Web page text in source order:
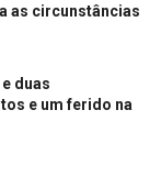
as circunstâncias
duas
e um ferido na